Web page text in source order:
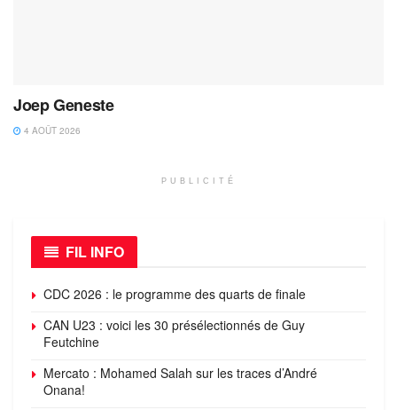
Joep Geneste
4 AOÛT 2026
PUBLICITÉ
FIL INFO
CDC 2026 : le programme des quarts de finale
CAN U23 : voici les 30 présélectionnés de Guy
Feutchine
Mercato : Mohamed Salah sur les traces d’André
Onana!